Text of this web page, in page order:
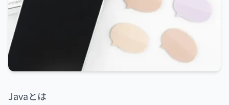
Javaとは